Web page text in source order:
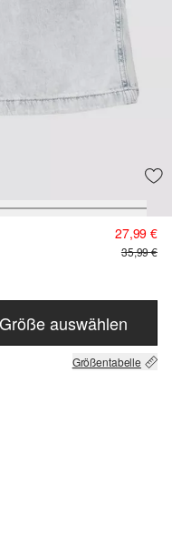
27,99 €
35,99 €
Größe auswählen
Größentabelle